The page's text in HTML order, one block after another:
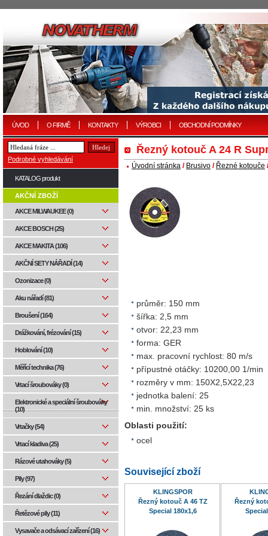
ÚVOD O FIRMĚ KONTAKTY VÝROBCI OBCHODNÍ PODMÍNKY
Řezný kotouč A 24 R
Úvodní stránka / Brusivo / Řezné kotouče
průměr: 150 mm
šířka: 2,5 mm
otvor: 22,23 mm
forma: GER
max. pracovní rychlost: 80 m/s
přípustné otáčky: 10200,00 1/min
rozměry v mm: 150X2,5X22,23
jednotka balení: 25
min. množství: 25 ks
Oblasti použití:
ocel
Související zboží
KLINGSPOR
Řezný kotouč A 46 TZ
Special 180x1,6
Řezný
Podrobné vyhledávání
KATALOG produkt
AKČNÍ ZBOŽÍ
AKCE MILWAUKEE (0)
AKCE BOSCH (25)
AKCE MAKITA (106)
AKČNÍ SETY NÁŘADÍ (14)
Ozonizace (0)
Aku nářadí (81)
Broušení (164)
Drážkování, frézování (15)
Hoblování (10)
Měřící technika (76)
Vrtací šroubováky (0)
Elektronické a speciální šroubováky
(10)
Vrtačky (54)
Vrtací kladiva (25)
Rázové utahováky (5)
Pily (97)
Řezání dlaždic (0)
Řetězové pily (11)
Vysavače a odsávací zařízení (16)